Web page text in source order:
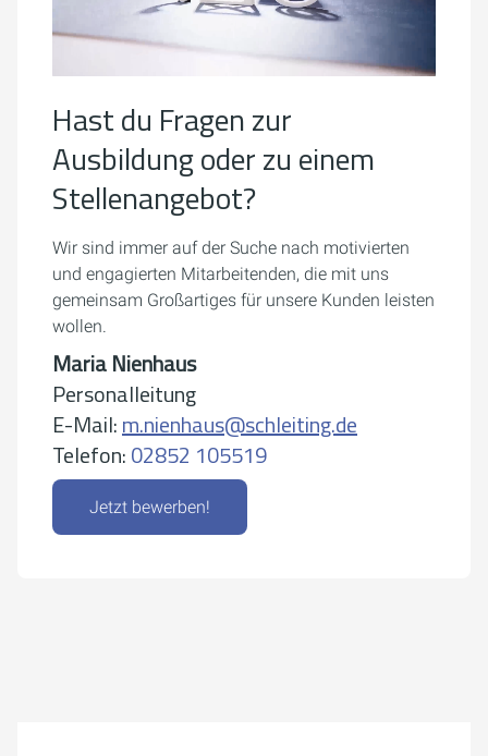
Hast du Fragen zur
Ausbildung oder zu einem
Stellenangebot?
Wir sind immer auf der Suche nach motivierten
und engagierten Mitarbeitenden, die mit uns
gemeinsam Großartiges für unsere Kunden leisten
wollen.
Maria Nienhaus
Personalleitung
E-Mail:m.nienhaus@schleiting.de
Telefon:02852 105519
Jetzt bewerben!